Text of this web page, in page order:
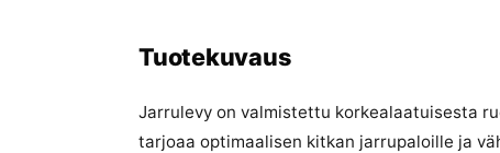
Tuotekuvaus
Jarrulevy on valmistettu korkealaatuisesta
tarjoaa optimaalisen kitkan jarrupaloille ja